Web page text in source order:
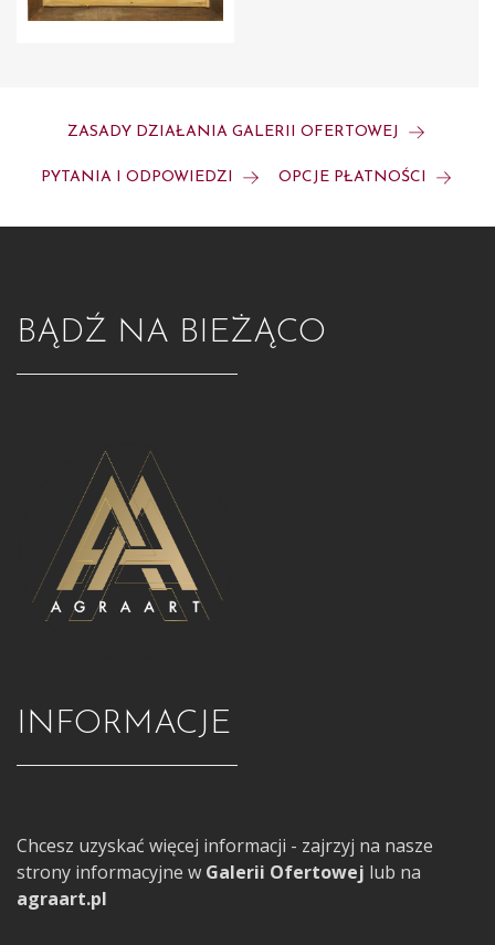
ZASADY DZIAŁANIA GALERII OFERTOWEJ
PYTANIA I ODPOWIEDZI OPCJE PŁATNOŚCI
BĄDŹ NA BIEŻĄCO
INFORMACJE
Chcesz uzyskać więcej informacji - zajrzyj na nasze
strony informacyjne w Galerii Ofertowej lub na
agraart.pl